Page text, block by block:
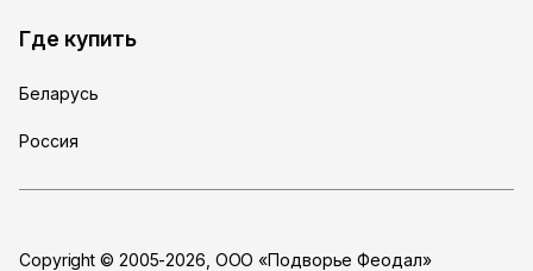
Где купить
Беларусь
Россия
Copyright © 2005-2026, ООО «Подворье Феодал»